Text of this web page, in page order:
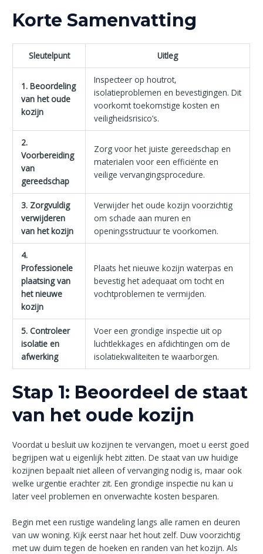
Korte Samenvatting
Sleutelpunt Uitleg
1. Beoordeling
van het oude
kozijn
Inspecteer op houtrot,
isolatieproblemen en bevestigingen. Dit
voorkomt toekomstige kosten en
veiligheidsrisico’s.
2.
Voorbereiding
van
gereedschap
Zorg voor het juiste gereedschap en
materialen voor een efficiënte en
veilige vervangingsprocedure.
3. Zorgvuldig
verwijderen
van het kozijn
Verwijder het oude kozijn voorzichtig
om schade aan muren en
openingsstructuur te voorkomen.
4.
Professionele
plaatsing van
het nieuwe
kozijn
Plaats het nieuwe kozijn waterpas en
bevestig het adequaat om tocht en
vochtproblemen te vermijden.
5. Controleer
isolatie en
afwerking
Voer een grondige inspectie uit op
luchtlekkages en afdichtingen om de
isolatiekwaliteiten te waarborgen.
Stap 1: Beoordeel de staat
van het oude kozijn
Voordat u besluit uw kozijnen te vervangen, moet u eerst goed
begrijpen wat u eigenlijk hebt zitten. De staat van uw huidige
kozijnen bepaalt niet alleen of vervanging nodig is, maar ook
welke urgentie erachter zit. Een grondige inspectie nu kan u
later veel problemen en onverwachte kosten besparen.
Begin met een rustige wandeling langs alle ramen en deuren
van uw woning. Kijk eerst naar het hout zelf. Duw voorzichtig
met uw duim tegen de hoeken en randen van het kozijn. Als